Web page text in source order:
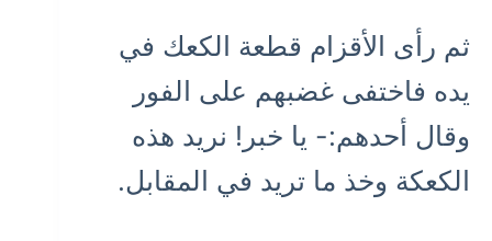
ثم رأى الأقزام قطعة الكعك في
يده فاختفى غضبهم على الفور
وقال أحدهم:- يا خبر! نريد هذه
الكعكة وخذ ما تريد في المقابل.